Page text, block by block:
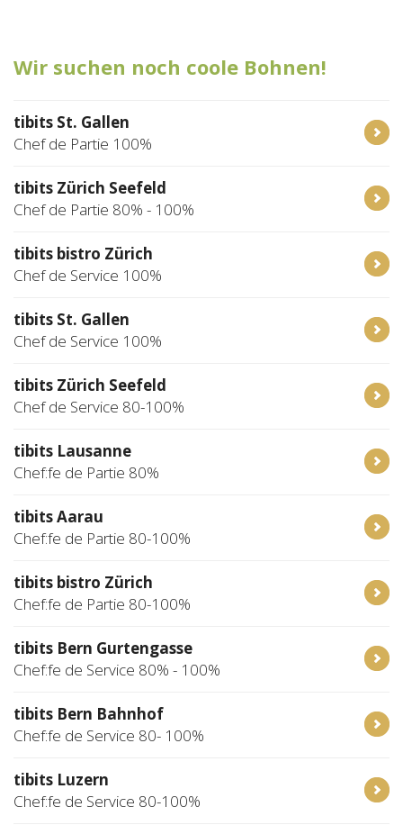
Login
Wir suchen noch coole Bohnen!
tibits St. Gallen
Chef de Partie 100%
tibits Zürich Seefeld
Chef de Partie 80% - 100%
tibits bistro Zürich
Chef de Service 100%
tibits St. Gallen
Chef de Service 100%
tibits Zürich Seefeld
Chef de Service 80-100%
tibits Lausanne
Chef:fe de Partie 80%
tibits Aarau
Chef:fe de Partie 80-100%
tibits bistro Zürich
Chef:fe de Partie 80-100%
tibits Bern Gurtengasse
Chef:fe de Service 80% - 100%
tibits Bern Bahnhof
Chef:fe de Service 80- 100%
tibits Luzern
Chef:fe de Service 80-100%